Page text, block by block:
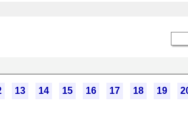
13 14 15 16 17 18 19